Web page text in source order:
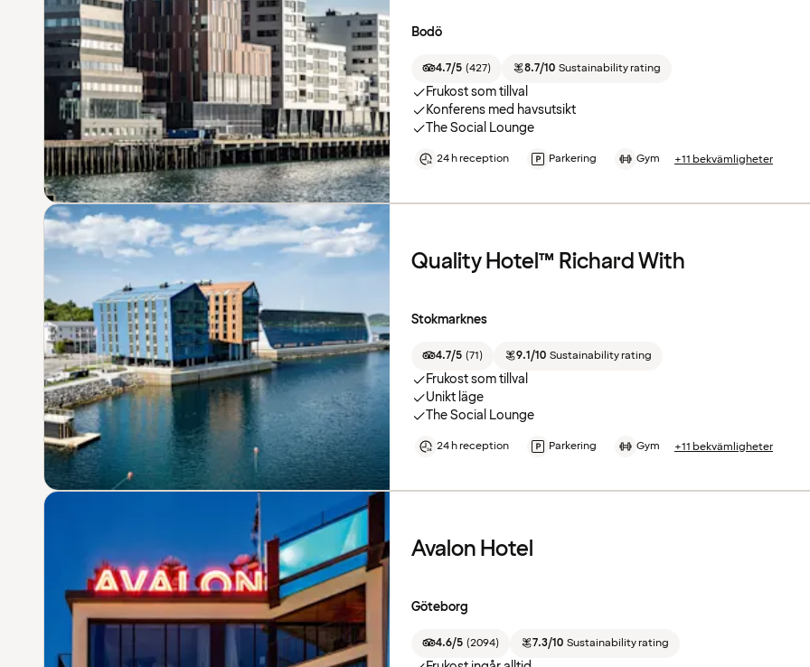
Bodö
4.7/5 (427) 8.7/10 Sustainability rating
Frukost som tillval
Konferens med havsutsikt
The Social Lounge
24 h reception Parkering Gym +11 bekvämligheter
Quality Hotel™ Richard With
Stokmarknes
4.7/5 (71) 9.1/10 Sustainability rating
Frukost som tillval
Unikt läge
The Social Lounge
24 h reception Parkering Gym +11 bekvämligheter
Avalon Hotel
Göteborg
4.6/5 (2094) 7.3/10 Sustainability rating